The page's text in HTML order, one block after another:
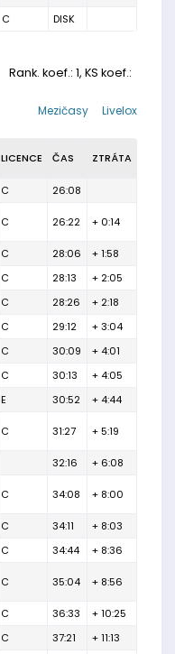
C DISK
Rank. koef.: 1, KS koef.:
Livelox
Mezičasy
LICENCE ČAS ZTRÁTA
C 26:08
C 26:22 + 0:14
C 28:06
+ 1:58
C 28:13
+ 2:05
C 28:26
+ 2:18
C 29:12
+ 3:04
C 30:09
+ 4:01
C 30:13
+ 4:05
E 30:52 + 4:44
C 31:27 + 5:19
32:16 + 6:08
C 34:08 + 8:00
C 34:11
+ 8:03
C 34:44 + 8:36
C 35:04 + 8:56
C 36:33
+ 10:25
C 37:21 + 11:13